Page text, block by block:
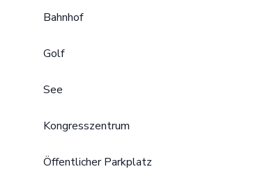
Bahnhof
Golf
See
Kongresszentrum
Öffentlicher Parkplatz